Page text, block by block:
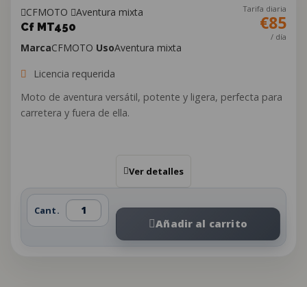
CFMOTO
Aventura mixta
Cf MT450
Tarifa diaria
€85
/ día
MarcaCFMOTO UsoAventura mixta
Licencia requerida
Moto de aventura versátil, potente y ligera, perfecta para
carretera y fuera de ella.
Ver detalles
Cant.
Añadir al carrito